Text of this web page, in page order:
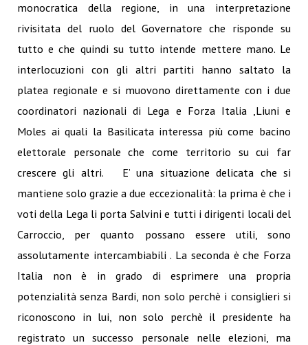
monocratica della regione, in una interpretazione
rivisitata del ruolo del Governatore che risponde su
tutto e che quindi su tutto intende mettere mano. Le
interlocuzioni con gli altri partiti hanno saltato la
platea regionale e si muovono direttamente con i due
coordinatori nazionali di Lega e Forza Italia ,Liuni e
Moles ai quali la Basilicata interessa più come bacino
elettorale personale che come territorio su cui far
crescere gli altri. E’ una situazione delicata che si
mantiene solo grazie a due eccezionalità: la prima è che i
voti della Lega li porta Salvini e tutti i dirigenti locali del
Carroccio, per quanto possano essere utili, sono
assolutamente intercambiabili . La seconda è che Forza
Italia non è in grado di esprimere una propria
potenzialità senza Bardi, non solo perchè i consiglieri si
riconoscono in lui, non solo perchè il presidente ha
registrato un successo personale nelle elezioni, ma